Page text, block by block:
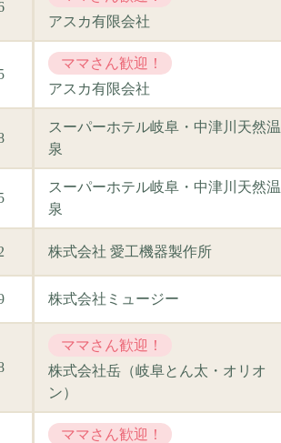
アスカ有限会社
ママさん歓迎！
アスカ有限会社
スーパーホテル岐阜・中津川天然温
泉
スーパーホテル岐阜・中津川天然温
泉
株式会社 愛工機器製作所
株式会社ミュージー
ママさん歓迎！
株式会社岳（岐阜とん太・オリオ
ン）
ママさん歓迎！